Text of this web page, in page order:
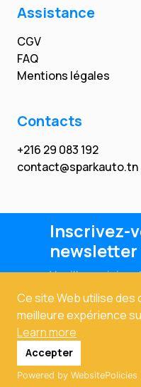
Ce site Web utilise des
meilleure expérience
Learn more
Accepter
Powered by WebsitePolicies
Assistance
CGV
FAQ
Mentions légales
Contacts
+216 29 083 192
contact@sparkauto.tn
Inscrivez-
newsletter
Veuillez saisir
Copyright © 2024. Tous